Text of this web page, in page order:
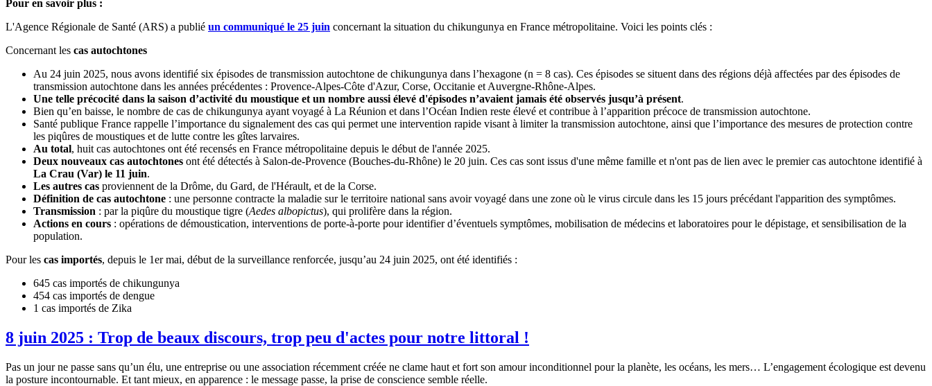
Pour en savoir plus :
L'Agence Régionale de Santé (ARS) a publié un communiqué le 25 juin concernant la situation du chikungunya en France métropolitaine. Voici les points clés :
Concernant les cas autochtones
Au 24 juin 2025, nous avons identifié six épisodes de transmission autochtone de chikungunya dans l’hexagone (n = 8 cas). Ces épisodes se situent dans des régions déjà affectées par des épisodes de
transmission autochtone dans les années précédentes : Provence-Alpes-Côte d'Azur, Corse, Occitanie et Auvergne-Rhône-Alpes.
Une telle précocité dans la saison d’activité du moustique et un nombre aussi élevé d'épisodes n’avaient jamais été observés jusqu’à présent.
Bien qu’en baisse, le nombre de cas de chikungunya ayant voyagé à La Réunion et dans l’Océan Indien reste élevé et contribue à l’apparition précoce de transmission autochtone.
Santé publique France rappelle l’importance du signalement des cas qui permet une intervention rapide visant à limiter la transmission autochtone, ainsi que l’importance des mesures de protection contre
les piqûres de moustiques et de lutte contre les gîtes larvaires.
Au total, huit cas autochtones ont été recensés en France métropolitaine depuis le début de l'année 2025.
Deux nouveaux cas autochtones ont été détectés à Salon-de-Provence (Bouches-du-Rhône) le 20 juin. Ces cas sont issus d'une même famille et n'ont pas de lien avec le premier cas autochtone identifié à
La Crau (Var) le 11 juin.
Les autres cas proviennent de la Drôme, du Gard, de l'Hérault, et de la Corse.
Définition de cas autochtone : une personne contracte la maladie sur le territoire national sans avoir voyagé dans une zone où le virus circule dans les 15 jours précédant l'apparition des symptômes.
Transmission : par la piqûre du moustique tigre (Aedes albopictus), qui prolifère dans la région.
Actions en cours : opérations de démoustication, interventions de porte-à-porte pour identifier d’éventuels symptômes, mobilisation de médecins et laboratoires pour le dépistage, et sensibilisation de la
population.
Pour les cas importés, depuis le 1er mai, début de la surveillance renforcée, jusqu’au 24 juin 2025, ont été identifiés :
645 cas importés de chikungunya
454 cas importés de dengue
1 cas importés de Zika
8 juin 2025 : Trop de beaux discours, trop peu d'actes pour notre littoral !
Pas un jour ne passe sans qu’un élu, une entreprise ou une association récemment créée ne clame haut et fort son amour inconditionnel pour la planète, les océans, les mers… L’engagement écologique est devenu
la posture incontournable. Et tant mieux, en apparence : le message passe, la prise de conscience semble réelle.